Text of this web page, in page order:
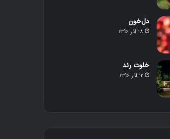
دل‌خون
۱۸ آذر ۱۳۹۶
خلوت رند
۱۲ آذر ۱۳۹۶